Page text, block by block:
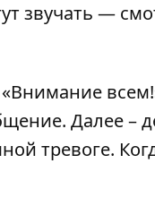
звучать —
Далее –
тревоге.